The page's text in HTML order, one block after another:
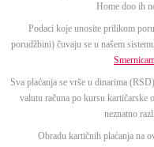
Home doo ih
Podaci koje unosite prilikom
porudžbini) čuvaju se u našem
Sva plaćanja se vrše u dinarima
valutu računa po kursu kartičarske
neznatno
Obradu kartičnih plaćanja na